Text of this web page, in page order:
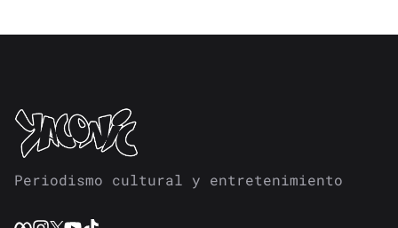
Periodismo cultural y entretenimiento